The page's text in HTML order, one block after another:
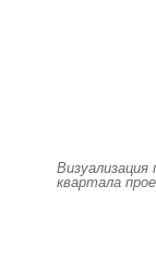
Визуализация
квартала